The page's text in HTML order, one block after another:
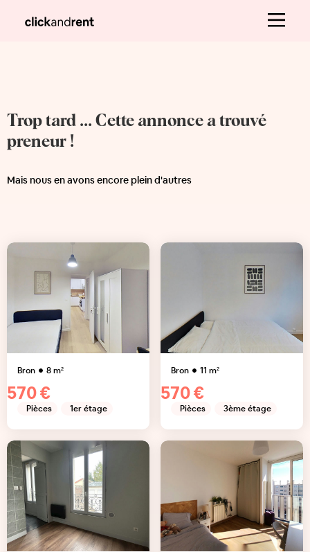
Trop tard ... Cette annonce a trouvé
preneur !
Mais nous en avons encore plein d'autres
Bron 8m²
570 €
Pièces 1er étage
Bron 11 m²
570 €
Pièces 3ème étage